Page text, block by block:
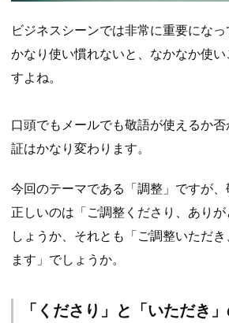
ビジネスシーンでは非常に重要になっ
かなり使い慣れないと、なかなか使
すよね。
口頭でもメールでも敬語が使えるか
証はかなり変わります。
今回のテーマである「調整」ですが
正しいのは「ご調整くださり、あり
しょうか、それとも「ご調整いただ
ます」でしょうか。
「くださり」と「いただき